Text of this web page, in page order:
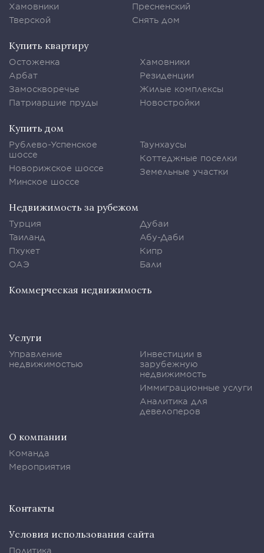
Хамовники
Тверской
Пресненский
Снять дом
Купить квартиру
Остоженка
Арбат
Замоскворечье
Патриаршие пруды
Хамовники
Резиденции
Жилые комплексы
Новостройки
Купить дом
Рублево-Успенское
шоссе
Новорижское шоссе
Минское шоссе
Таунхаусы
Коттеджные поселки
Земельные участки
Недвижимость за рубежом
Турция
Таиланд
Пхукет
ОАЭ
Дубаи
Абу-Даби
Кипр
Бали
Коммерческая недвижимость
Услуги
Управление
недвижимостью
Инвестиции в
зарубежную
недвижимость
Иммиграционные услуги
Аналитика для
девелоперов
О компании
Команда
Мероприятия
Контакты
Условия использования сайта
Политика